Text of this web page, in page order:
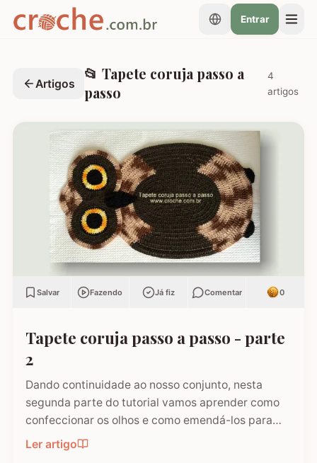
Entrar
Artigos
📂 Tapete coruja passo a
passo
4
artigos
Salvar Fazendo Já fiz Comentar 0
Tapete coruja passo a passo - parte
2
Dando continuidade ao nosso conjunto, nesta
segunda parte do tutorial vamos aprender como
confeccionar os olhos e como emendá-los para
formar a cabeça da nossa Coruja de Crochê. É
nesta etapa que o bichinho começa a ganhar
Ler artigo